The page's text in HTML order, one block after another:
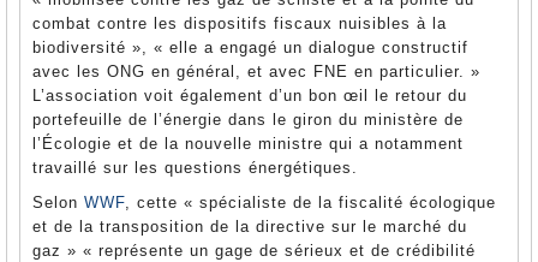
combat contre les dispositifs fiscaux nuisibles à la
biodiversité », « elle a engagé un dialogue constructif
avec les ONG en général, et avec FNE en particulier. »
L’association voit également d’un bon œil le retour du
portefeuille de l’énergie dans le giron du ministère de
l’Écologie et de la nouvelle ministre qui a notamment
travaillé sur les questions énergétiques.
Selon WWF, cette « spécialiste de la fiscalité écologique
et de la transposition de la directive sur le marché du
gaz » « représente un gage de sérieux et de crédibilité